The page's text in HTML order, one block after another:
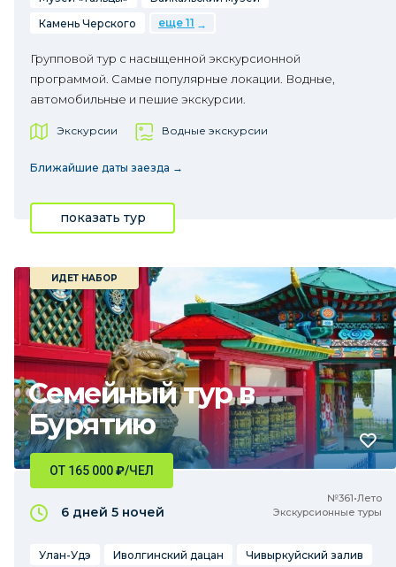
Камень Черского
еще 11
Групповой тур с насыщенной экскурсионной
программой. Самые популярные локации. Водные,
автомобильные и пешие экскурсии.
Экскурсии Водные экскурсии
Ближайшие даты заезда →
показать тур
Семейный тур в
Бурятию
ИДЕТ НАБОР
№361•Лето
Экскурсионные туры
ОТ 165 000₽/ЧЕЛ
6 дней 5 ночей
Улан-Удэ Иволгинский дацан
Чивыркуйский залив